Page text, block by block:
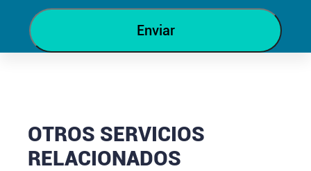
OTROS SERVICIOS
RELACIONADOS